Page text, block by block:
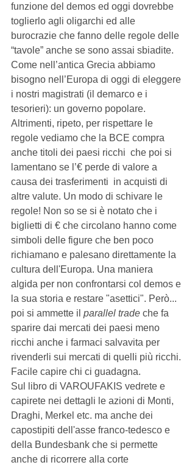
funzione del demos ed oggi dovrebbe
toglierlo agli oligarchi ed alle
burocrazie che fanno delle regole delle
“tavole” anche se sono assai sbiadite.
Come nell’antica Grecia abbiamo
bisogno nell’Europa di oggi di eleggere
i nostri magistrati (il demarco e i
tesorieri): un governo popolare.
Altrimenti, ripeto, per rispettare le
regole vediamo che la BCE compra
anche titoli dei paesi ricchi  che poi si
lamentano se l’€ perde di valore a
causa dei trasferimenti  in acquisti di
altre valute. Un modo di schivare le
regole! Non so se si è notato che i
biglietti di € che circolano hanno come
simboli delle figure che ben poco
richiamano e palesano direttamente la
cultura dell'Europa. Una maniera
algida per non confrontarsi col demos e
la sua storia e restare "asettici". Però...
poi si ammette il parallel trade che fa
sparire dai mercati dei paesi meno
ricchi anche i farmaci salvavita per
rivenderli sui mercati di quelli più ricchi.
Facile capire chi ci guadagna.
Sul libro di VAROUFAKIS vedrete e
capirete nei dettagli le azioni di Monti,
Draghi, Merkel etc. ma anche dei
capostipiti dell'asse franco-tedesco e
della Bundesbank che si permette
anche di ricorrere alla corte